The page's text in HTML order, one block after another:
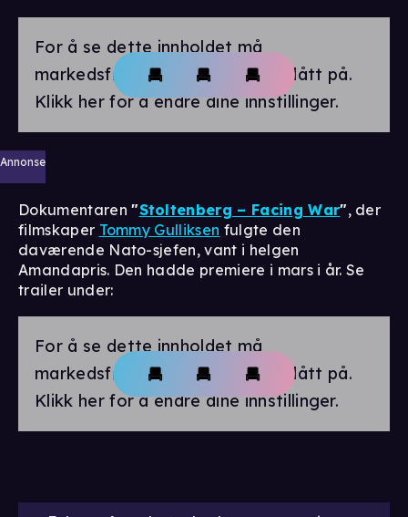
For å se dette innholdet må
markedsførings-cookies være slått på.
Klikk her for å endre dine innstillinger.
Annonse
Dokumentaren"Stoltenberg – Facing War", der
filmskaper Tommy Gulliksen fulgte den
daværende Nato-sjefen, vant i helgen
Amandapris. Den hadde premiere i mars i år. Se
trailer under:
For å se dette innholdet må
markedsførings-cookies være slått på.
Klikk her for å endre dine innstillinger.